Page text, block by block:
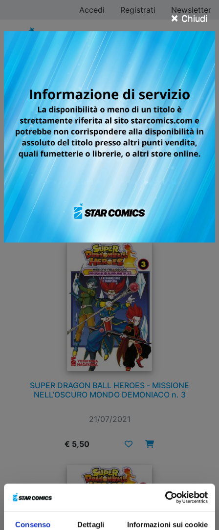
Consenso Dettagli Informazioni sui cookie
× Chiudi
Accedi Registrati Newsletter
Tutti i fumetti per la
testata SUPER
DRAGON BALL
HEROES - MISSIONE
NELL’OSCURO
MONDO
DEMONIACO
SUPER DRAGON BALL HEROES - MISSIONE
NELL’OSCURO MONDO DEMONIACO n. 3
21/07/2021
€ 5,50